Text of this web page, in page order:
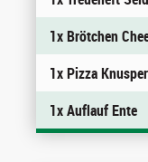
1x Brötchen
1x Pizza
1x Auflauf Ente